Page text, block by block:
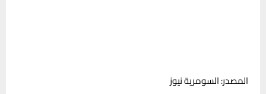
المصدر: السومرية نيوز